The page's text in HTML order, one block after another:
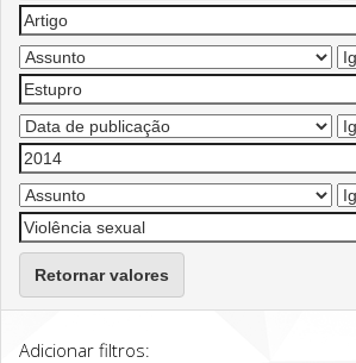
Retornar valores
Adicionar filtros: